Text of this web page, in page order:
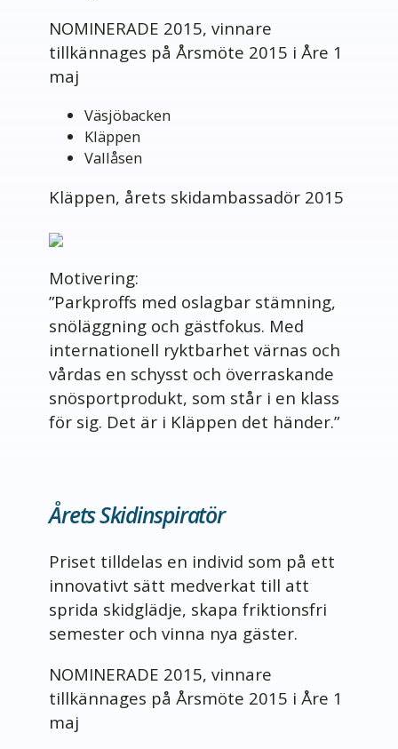
NOMINERADE 2015, vinnare
tillkännages på Årsmöte 2015 i Åre 1
maj
Väsjöbacken
Kläppen
Vallåsen
Kläppen, årets skidambassadör 2015
Motivering:
”Parkproffs med oslagbar stämning,
snöläggning och gästfokus. Med
internationell ryktbarhet värnas och
vårdas en schysst och överraskande
snösportprodukt, som står i en klass
för sig. Det är i Kläppen det händer.”
Årets Skidinspiratör
Priset tilldelas en individ som på ett
innovativt sätt medverkat till att
sprida skidglädje, skapa friktionsfri
semester och vinna nya gäster.
NOMINERADE 2015, vinnare
tillkännages på Årsmöte 2015 i Åre 1
maj